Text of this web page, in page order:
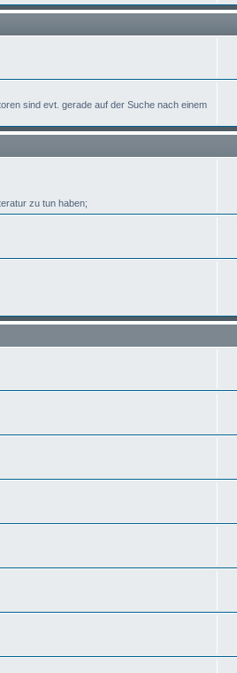
sind evt. gerade auf der Suche nach einem
zu tun haben;